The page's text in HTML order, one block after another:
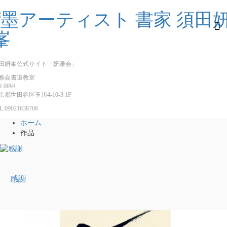
妍峯公式サイト「妍雅会」
会書道教室
0094
都世田谷区玉川4-10-3 1F
09021638706
ホーム
作品
感謝